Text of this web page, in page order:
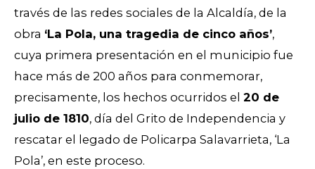
través de las redes sociales de la Alcaldía, de la
obra ‘La Pola, una tragedia de cinco años’,
cuya primera presentación en el municipio fue
hace más de 200 años para conmemorar,
precisamente, los hechos ocurridos el 20 de
julio de 1810, día del Grito de Independencia y
rescatar el legado de Policarpa Salavarrieta, ‘La
Pola’, en este proceso.